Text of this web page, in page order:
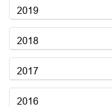
2019
2018
2017
2016